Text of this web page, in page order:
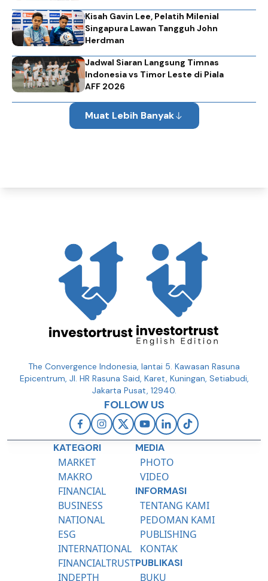
Kisah Gavin Lee, Pelatih Milenial
Singapura Lawan Tangguh John
Herdman
Jadwal Siaran Langsung Timnas
Indonesia vs Timor Leste di Piala
AFF 2026
Muat Lebih Banyak
The Convergence Indonesia, lantai 5. Kawasan Rasuna
Epicentrum, Jl. HR Rasuna Said, Karet, Kuningan, Setiabudi,
Jakarta Pusat, 12940.
FOLLOW US
KATEGORI
MARKET
MAKRO
FINANCIAL
BUSINESS
NATIONAL
ESG
INTERNATIONAL
FINANCIALTRUST
INDEPTH
MEDIA
PHOTO
VIDEO
INFORMASI
TENTANG KAMI
PEDOMAN KAMI
PUBLISHING
KONTAK
PUBLIKASI
BUKU